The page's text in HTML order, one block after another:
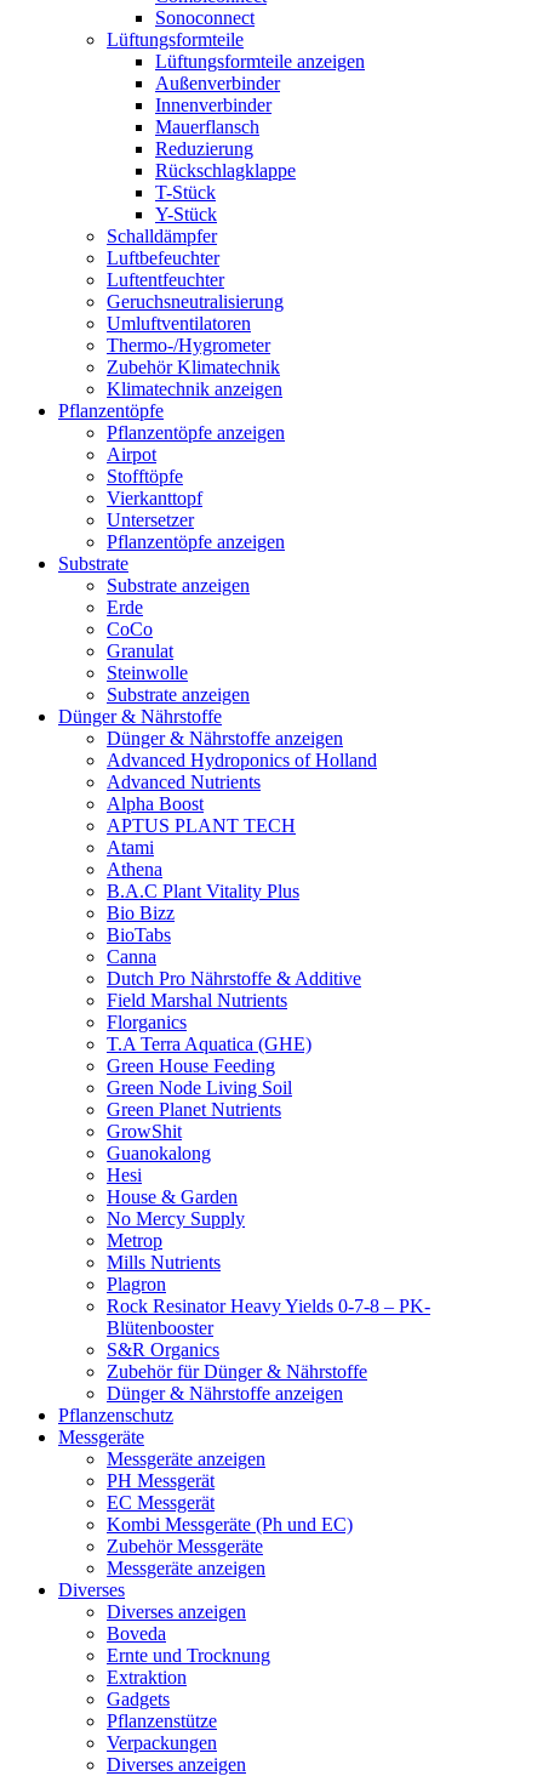
Sonoconnect
Lüftungsformteile
Lüftungsformteile anzeigen
Außenverbinder
Innenverbinder
Mauerflansch
Reduzierung
Rückschlagklappe
T-Stück
Y-Stück
Schalldämpfer
Luftbefeuchter
Luftentfeuchter
Geruchsneutralisierung
Umluftventilatoren
Thermo-/Hygrometer
Zubehör Klimatechnik
Klimatechnik anzeigen
Pflanzentöpfe
Pflanzentöpfe anzeigen
Airpot
Stofftöpfe
Vierkanttopf
Untersetzer
Pflanzentöpfe anzeigen
Substrate
Substrate anzeigen
Erde
CoCo
Granulat
Steinwolle
Substrate anzeigen
Dünger & Nährstoffe
Dünger & Nährstoffe anzeigen
Advanced Hydroponics of Holland
Advanced Nutrients
Alpha Boost
APTUS PLANT TECH
Atami
Athena
B.A.C Plant Vitality Plus
Bio Bizz
BioTabs
Canna
Dutch Pro Nährstoffe & Additive
Field Marshal Nutrients
Florganics
T.A Terra Aquatica (GHE)
Green House Feeding
Green Node Living Soil
Green Planet Nutrients
GrowShit
Guanokalong
Hesi
House & Garden
No Mercy Supply
Metrop
Mills Nutrients
Plagron
Rock Resinator Heavy Yields 0-7-8 – PK-
Blütenbooster
S&R Organics
Zubehör für Dünger & Nährstoffe
Dünger & Nährstoffe anzeigen
Pflanzenschutz
Messgeräte
Messgeräte anzeigen
PH Messgerät
EC Messgerät
Kombi Messgeräte (Ph und EC)
Zubehör Messgeräte
Messgeräte anzeigen
Diverses
Diverses anzeigen
Boveda
Ernte und Trocknung
Extraktion
Gadgets
Pflanzenstütze
Verpackungen
Diverses anzeigen